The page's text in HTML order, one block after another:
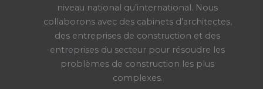
niveau national qu’international. Nous
collaborons avec des cabinets d’architectes,
des entreprises de construction et des
entreprises du secteur pour résoudre les
problèmes de construction les plus
complexes.